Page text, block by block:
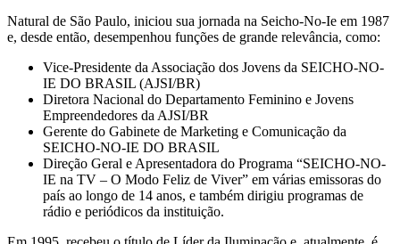
Natural de São Paulo, iniciou sua jornada na Seicho-No-Ie em 1987
e, desde então, desempenhou funções de grande relevância, como:
Vice-Presidente da Associação dos Jovens da SEICHO-NO-
IE DO BRASIL (AJSI/BR)
Diretora Nacional do Departamento Feminino e Jovens
Empreendedores da AJSI/BR
Gerente do Gabinete de Marketing e Comunicação da
SEICHO-NO-IE DO BRASIL
Direção Geral e Apresentadora do Programa “SEICHO-NO-
IE na TV – O Modo Feliz de Viver” em várias emissoras do
país ao longo de 14 anos, e também dirigiu programas de
rádio e periódicos da instituição.